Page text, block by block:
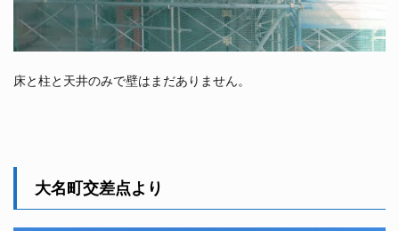
床と柱と天井のみで壁はまだありません。
大名町交差点より